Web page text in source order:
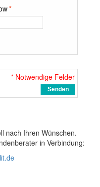
*
* Notwendige Felder
Senden
nach Ihren Wünschen.
in Verbindung: